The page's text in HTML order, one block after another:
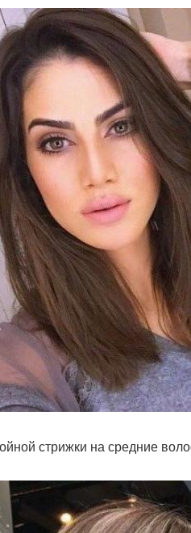
стрижки на средние